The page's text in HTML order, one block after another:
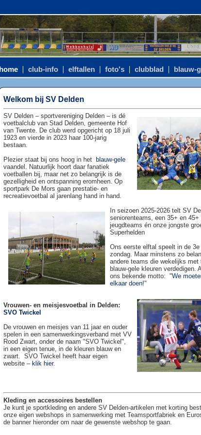
home club-info elftallen foto's clubblad blauw-
Welkom bij SV Delden
SV Delden – sportvereniging Delden – is dé
voetbalclub van Stad Delden, gemeente Hof
van Twente. De club werd opgericht op 18 juli
1923 en vierde in 2023 haar 100-jarig
bestaan.
Plezier staat bij ons hoog in het
blauw-gele
vaandel. Natuurlijk hoort daar fanatiek
voetballen bij, maar net zo belangrijk is de
gezelligheid en ontspanning eromheen. Op
sportpark De Mors gaan prestatie- en
recreatievoetbal al jarenlang hand in hand.
In seizoen 2025-2026 telt SV
seniorenteams, een 35+ en 45+
jeugdteams én onze jongste
Superhelden
Ons eerste elftal speelt in de
zondag. Maar minstens zo
andere teams die wekelijks met
blauw-gele kleuren verdedigen.
ons bekende motto: "We
elkaar doen!"
Vrouwen- en meisjesvoetbal in Delden:
SVO Twickel
De vrouwen en meisjes van 11 jaar en ouder
spelen in een samenwerkingsverband met VV
Rood Zwart, onder de naam "SVO Twickel",
in een eigen tenue, in de kleuren blauw en
zwart. SVO Twickel heeft haar eigen
website – klik hier.
Kleding en accessoires bestellen
Je kunt je sportkleding en andere SV Delden-artikelen met korting
onze eigen webshops in samenwerking met Teamsportfabriek en
de banner hieronder om naar de gewenste webshop te gaan.